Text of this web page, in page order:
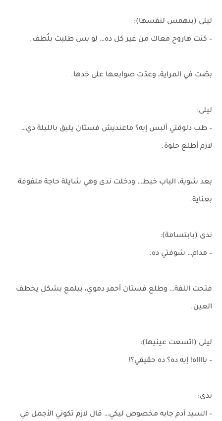
ليلى (بتهمس لنفسها):
– كنت هاروح معاك من غير كل ده… لو بس طلبت بلُطف.
بصّت في المراية، وعدّت صوابعها على خدها.
ليلى:
– طب دلوقتي ألبس إيه؟ ماعنديش فستان يليق بالليلة دي…
لازم أطلع حلوة.
بعد شوية، الباب خبط… ودخلت ندى وهي شايلة حاجة ملفوفة
بعناية.
ندى (بابتسامة):
– مدام… شوفتي ده.
فتحت اللفة… وطلع فستان أحمر دموي، بيلمع بشكل يخطف
العين.
ليلى (اتسعت عينيها):
– يااااه! إيه ده؟ ده حقيقي؟!
ندى:
– السيد آدم جابه مخصوص ليكي… قال لازم تكوني الأجمل في